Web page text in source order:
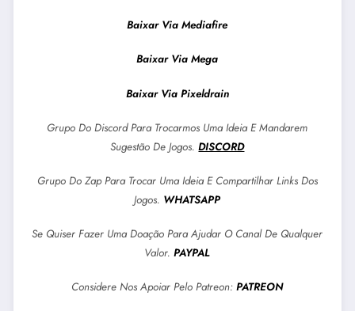
Baixar Via Mediafire
Baixar Via Mega
Baixar Via Pixeldrain
Grupo Do Discord Para Trocarmos Uma Ideia E Mandarem
Sugestão De Jogos.DISCORD
Grupo Do Zap Para Trocar Uma Ideia E Compartilhar Links Dos
Jogos. WHATSAPP
Se Quiser Fazer Uma Doação Para Ajudar O Canal De Qualquer
Valor.PAYPAL
Considere Nos Apoiar Pelo Patreon:PATREON